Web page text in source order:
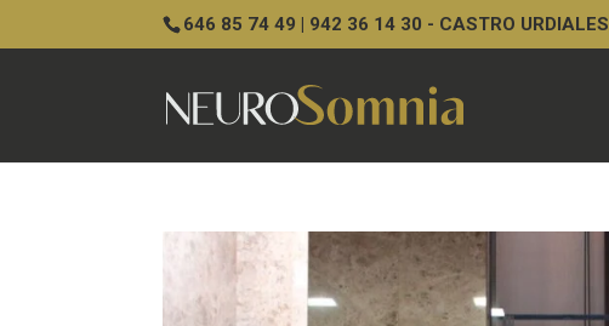
646 85 74 49 | 942 36 14 30 - CASTRO URDIALES